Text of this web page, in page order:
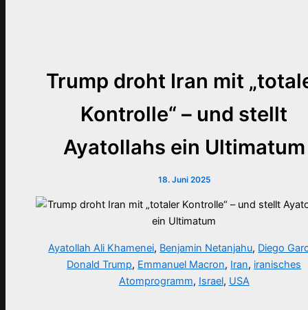
Trump droht Iran mit
Kontrolle“ – und stellt
Ayatollahs ein Ultimatum
18. Juni 2025
Ayatollah Ali Khamenei, Benjamin Netanjahu, Diego
Donald Trump, Emmanuel Macron, Iran, iranisches
Atomprogramm, Israel, USA